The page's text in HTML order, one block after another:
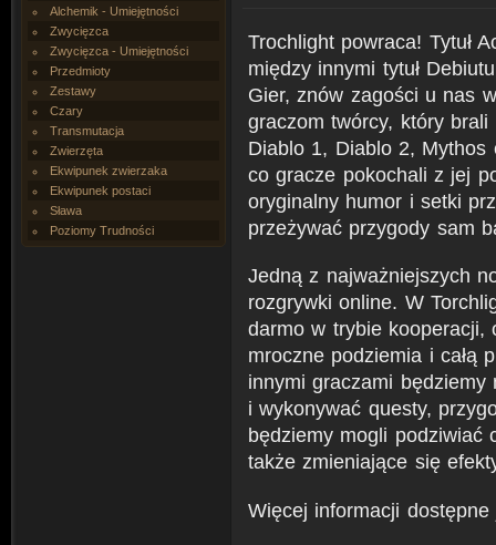
Alchemik - Umiejętności
Zwycięzca
Zwycięzca - Umiejętności
Przedmioty
Zestawy
Czary
Transmutacja
Zwierzęta
Ekwipunek zwierzaka
Ekwipunek postaci
Sława
Poziomy Trudności
Trochlight powraca! Tytuł
między innymi tytuł
Gier, znów zagości u nas
graczom twórcy, który
Diablo 1, Diablo 2, Mythos
co gracze pokochali z jej
oryginalny humor i setki
przeżywać przygody sam
Jedną z najważniejszych
rozgrywki online. W
darmo w trybie kooperacji,
mroczne podziemia i całą
innymi graczami
i wykonywać questy,
będziemy mogli podziwiać
także zmieniające się
Więcej informacji